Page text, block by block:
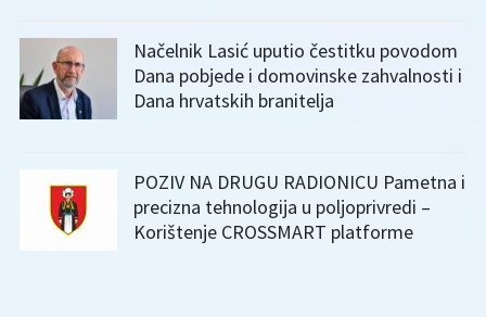
Načelnik Lasić uputio čestitku povodom
Dana pobjede i domovinske zahvalnosti i
Dana hrvatskih branitelja
POZIV NA DRUGU RADIONICU Pametna i
precizna tehnologija u poljoprivredi –
Korištenje CROSSMART platforme